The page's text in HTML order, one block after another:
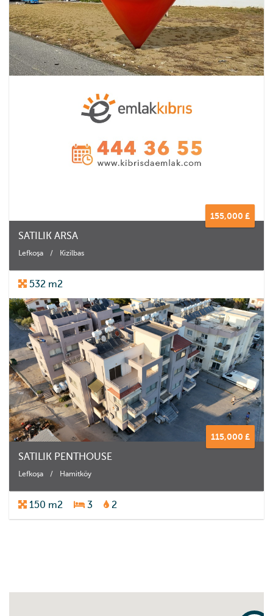
155,000 £
SATILIK ARSA
Lefkoşa / Kizilbas
532 m2
115,000 £
SATILIK PENTHOUSE
Lefkoşa / Hamitköy
150 m2 3 2